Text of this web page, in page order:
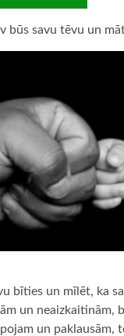
būs savu tēvu un
bīties un mīlēt, ka
un neaizkaitinām,
un paklausām,